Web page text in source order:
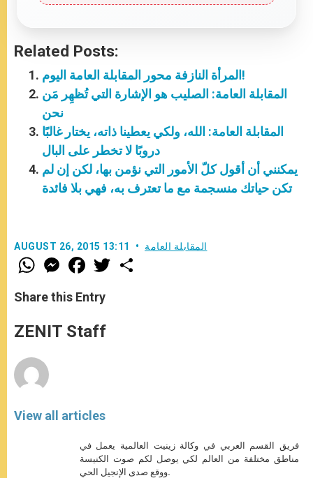
Related Posts:
المرأة النازفة محور المقابلة العامة اليوم!
المقابلة العامة: الصليب هو الإشارة التي تُظهِر مَن
نحن
المقابلة العامة: الله، ولكي يعطينا ذاته، يختار غالبًا
دروبًا لا تخطر على البال
يمكنني أن أقول كلّ الأمور التي نؤمن بها، لكن إن لم
تكن حياتك منسجمة مع ما تعترف به، فهي بلا فائدة
AUGUST 26, 2015 13:11 المقابلة العامة
W
h
t
s
p
p
M
e
s
e
g
e
F
a
e
b
o
k
w
Share this Entry
ZENIT Staff
View all articles
فريق القسم العربي في وكالة زينيت العالمية يعمل في
مناطق مختلفة من العالم لكي يوصل لكم صوت الكنيسة
ووقع صدى الإنجيل الحي.